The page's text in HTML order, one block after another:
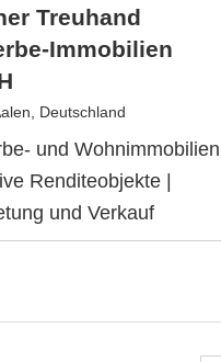
Treuhand
Immobilien
Deutschland
und Wohnimmobilien |
Renditeobjekte |
und Verkauf